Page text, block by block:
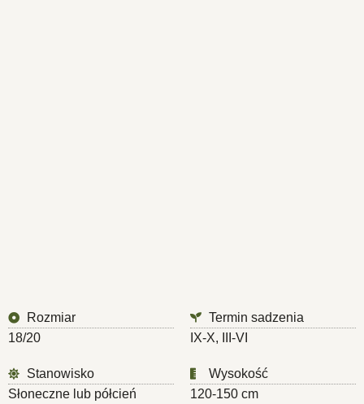
Rozmiar
18/20
Termin sadzenia
IX-X, III-VI
Stanowisko
Słoneczne lub półcień
Wysokość
120-150 cm